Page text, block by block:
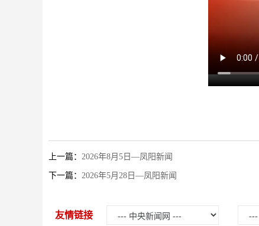
上一篇： 2026年8月5日—凤阳新闻
下一篇： 2026年5月28日—凤阳新闻
友情链接